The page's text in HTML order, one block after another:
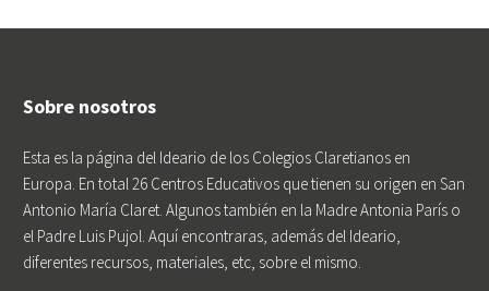
Sobre nosotros
Esta es la página del Ideario de los Colegios Claretianos en
Europa. En total 26 Centros Educativos que tienen su origen en San
Antonio María Claret. Algunos también en la Madre Antonia París o
el Padre Luis Pujol. Aquí encontraras, además del Ideario,
diferentes recursos, materiales, etc, sobre el mismo.